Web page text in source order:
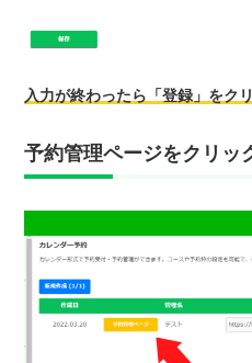
入力が終わったら「登録」をク
予約管理ページをクリッ